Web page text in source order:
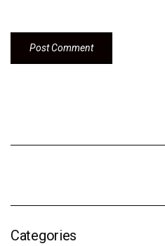
Categories